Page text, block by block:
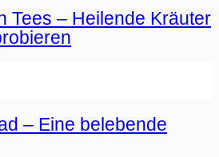
Tees – Heilende Kräuter
– Eine belebende